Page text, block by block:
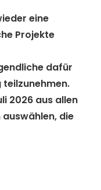
eine
Projekte
dafür
2026 aus allen
die